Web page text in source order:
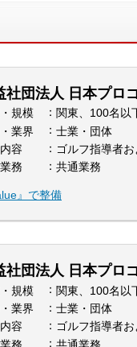
社団法人 日本プロ
規模
関東、100名以
業界
士業・団体
容
ゴルフ指導者
務
共通業務
』で整備
社団法人 日本プロ
規模
関東、100名以
業界
士業・団体
容
ゴルフ指導者
務
共通業務